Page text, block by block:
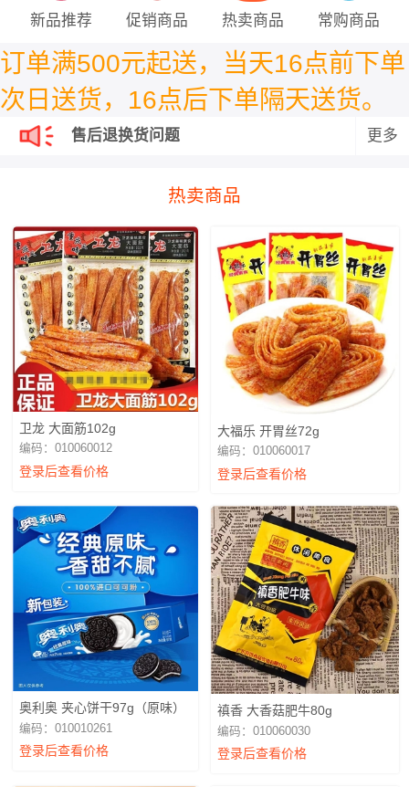
新品推荐 促销商品 热卖商品 常购商品
订单满500元起送， 当天16点前下单
次日送货，16点后下单隔天送货。
售后退换货问题 更多
热卖商品
卫龙 大面筋102g
编码：010060012
登录后查看价格
大福乐 开胃丝72g
编码：010060017
登录后查看价格
奥利奥 夹心饼干97g（原味）
编码：010010261
登录后查看价格
禛香 大香菇肥牛80g
编码：010060030
登录后查看价格